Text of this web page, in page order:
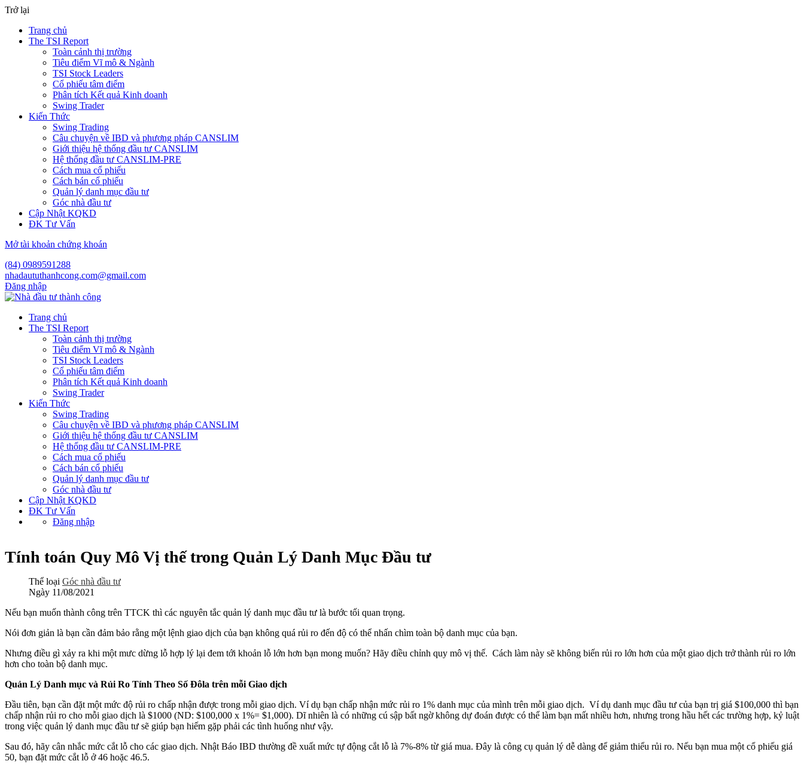
Trở lại
Trang chủ
The TSI Report
Toàn cảnh thị trường
Tiêu điểm Vĩ mô & Ngành
TSI Stock Leaders
Cổ phiếu tâm điểm
Phân tích Kết quả Kinh doanh
Swing Trader
Kiến Thức
Swing Trading
Câu chuyện về IBD và phương pháp CANSLIM
Giới thiệu hệ thống đầu tư CANSLIM
Hệ thống đầu tư CANSLIM-PRE
Cách mua cổ phiếu
Cách bán cổ phiếu
Quản lý danh mục đầu tư
Góc nhà đầu tư
Cập Nhật KQKD
ĐK Tư Vấn
Mở tài khoản chứng khoán
(84) 0989591288
nhadaututhanhcong.com@gmail.com
Đăng nhập
Trang chủ
The TSI Report
Toàn cảnh thị trường
Tiêu điểm Vĩ mô & Ngành
TSI Stock Leaders
Cổ phiếu tâm điểm
Phân tích Kết quả Kinh doanh
Swing Trader
Kiến Thức
Swing Trading
Câu chuyện về IBD và phương pháp CANSLIM
Giới thiệu hệ thống đầu tư CANSLIM
Hệ thống đầu tư CANSLIM-PRE
Cách mua cổ phiếu
Cách bán cổ phiếu
Quản lý danh mục đầu tư
Góc nhà đầu tư
Cập Nhật KQKD
ĐK Tư Vấn
Đăng nhập
Tính toán Quy Mô Vị thế trong Quản Lý Danh Mục Đầu tư
Thể loại Góc nhà đầu tư
Ngày 11/08/2021
Nếu bạn muốn thành công trên TTCK thì các nguyên tắc quản lý danh mục đầu tư là bước tối quan trọng.
Nói đơn giản là bạn cần đảm bảo rằng một lệnh giao dịch của bạn không quá rủi ro đến độ có thể nhấn chìm toàn bộ danh mục của bạn.
Nhưng điều gì xảy ra khi một mưc dừng lỗ hợp lý lại đem tới khoản lỗ lớn hơn bạn mong muốn? Hãy điều chỉnh quy mô vị thế. Cách làm này sẽ không biến rủi ro lớn hơn của một giao dịch trở thành rủi ro lớn
hơn cho toàn bộ danh mục.
Quản Lý Danh mục và Rủi Ro Tính Theo Số Đôla trên mỗi Giao dịch
Đầu tiên, bạn cần đặt một mức độ rủi ro chấp nhận được trong mỗi giao dịch. Ví dụ bạn chấp nhận mức rủi ro 1% danh mục của mình trên mỗi giao dịch. Ví dụ danh mục đầu tư của bạn trị giá $100,000 thì bạn
chấp nhận rủi ro cho mỗi giao dịch là $1000 (ND: $100,000 x 1%= $1,000). Dĩ nhiên là có những cú sập bất ngờ không dự đoán được có thể làm bạn mất nhiều hơn, nhưng trong hầu hết các trường hợp, kỷ luật
trong việc quản lý danh mục đầu tư sẽ giúp bạn hiếm gặp phải các tình huống như vậy.
Sau đó, hãy cân nhắc mức cắt lỗ cho các giao dịch. Nhật Báo IBD thường đề xuất mức tự động cắt lỗ là 7%-8% từ giá mua. Đây là công cụ quản lý dễ dàng để giảm thiểu rủi ro. Nếu bạn mua một cổ phiếu giá
50, bạn đặt mức cắt lỗ ở 46 hoặc 46.5.